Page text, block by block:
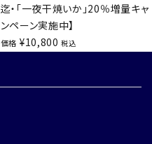
迄・「一夜干焼いか」20％増量キャ
ンペーン実施中】
価格 ¥10,800 税込